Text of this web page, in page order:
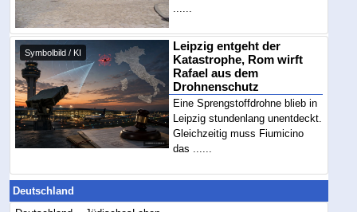
Symbolbild / KI
Leipzig entgeht der
Katastrophe, Rom wirft
Rafael aus dem
Drohnenschutz
Eine Sprengstoffdrohne blieb in
Leipzig stundenlang unentdeckt.
Gleichzeitig muss Fiumicino
das ......
Deutschland